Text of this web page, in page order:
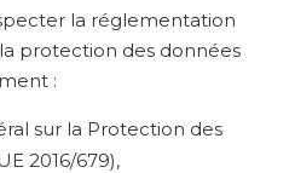
la réglementation
protection des données
:
sur la Protection des
2016/679),